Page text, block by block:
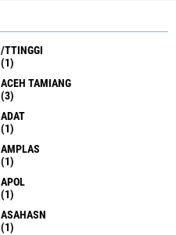
/TTINGGI
(1)
ACEH TAMIANG
(3)
ADAT
(1)
AMPLAS
(1)
APOL
(1)
ASAHASN
(1)